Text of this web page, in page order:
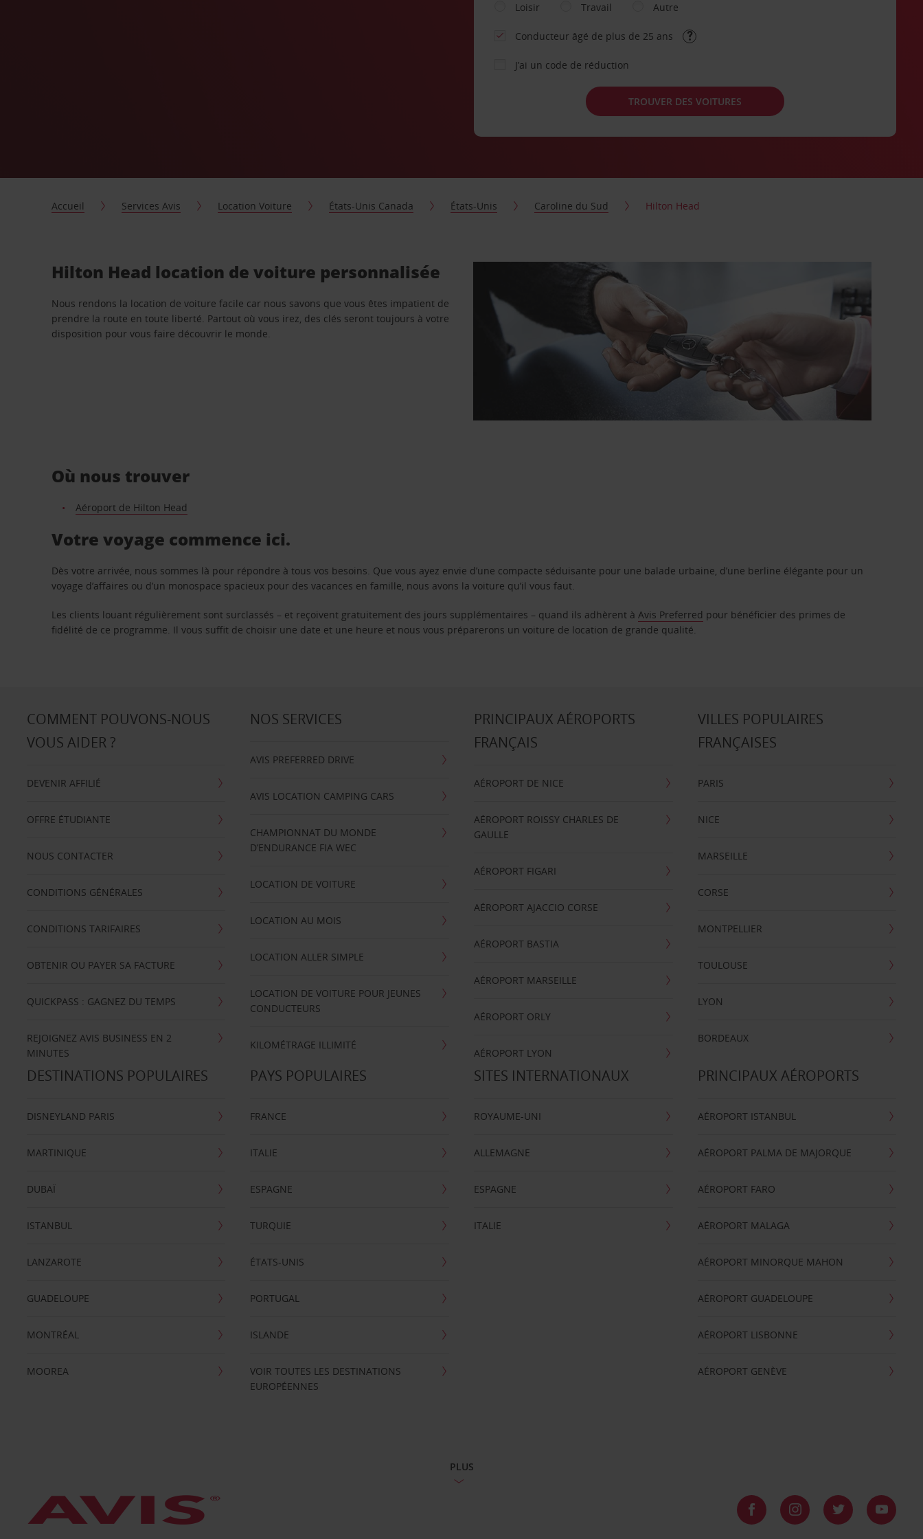
Loisir
Travail Autre
Conducteur âgé de plus de 25 ans
J’ai un code de réduction
TROUVER DES VOITURES
Accueil Services Avis Location Voiture États-Unis Canada États-Unis Caroline du Sud Hilton Head
Hilton Head location de voiture personnalisée
Nous rendons la location de voiture facile car nous savons que vous êtes impatient de
prendre la route en toute liberté. Partout où vous irez, des clés seront toujours à votre
disposition pour vous faire découvrir le monde.
Où nous trouver
Aéroport de Hilton Head
Votre voyage commence ici.
Dès votre arrivée, nous sommes là pour répondre à tous vos besoins. Que vous ayez envie d’une compacte séduisante pour une balade urbaine, d’une berline élégante pour un
voyage d’affaires ou d’un monospace spacieux pour des vacances en famille, nous avons la voiture qu’il vous faut.
Les clients louant régulièrement sont surclassés – et reçoivent gratuitement des jours supplémentaires – quand ils adhèrent àAvis Preferred pour bénéficier des primes de
fidélité de ce programme. Il vous suffit de choisir une date et une heure et nous vous préparerons un voiture de location de grande qualité.
COMMENT POUVONS-NOUS
VOUS AIDER ?
DEVENIR AFFILIÉ
OFFRE ÉTUDIANTE
NOUS CONTACTER
CONDITIONS GÉNÉRALES
CONDITIONS TARIFAIRES
OBTENIR OU PAYER SA FACTURE
QUICKPASS : GAGNEZ DU TEMPS
REJOIGNEZ AVIS BUSINESS EN 2
MINUTES
NOS SERVICES
AVIS PREFERRED DRIVE
AVIS LOCATION CAMPING CARS
CHAMPIONNAT DU MONDE
D’ENDURANCE FIA WEC
LOCATION DE VOITURE
LOCATION AU MOIS
LOCATION ALLER SIMPLE
LOCATION DE VOITURE POUR JEUNES
CONDUCTEURS
KILOMÉTRAGE ILLIMITÉ
PRINCIPAUX AÉROPORTS
FRANÇAIS
AÉROPORT DE NICE
AÉROPORT ROISSY CHARLES DE
GAULLE
AÉROPORT FIGARI
AÉROPORT AJACCIO CORSE
AÉROPORT BASTIA
AÉROPORT MARSEILLE
AÉROPORT ORLY
AÉROPORT LYON
VILLES POPULAIRES
FRANÇAISES
PARIS
NICE
MARSEILLE
CORSE
MONTPELLIER
TOULOUSE
LYON
BORDEAUX
DESTINATIONS POPULAIRES
DISNEYLAND PARIS
MARTINIQUE
DUBAÏ
ISTANBUL
LANZAROTE
GUADELOUPE
MONTRÉAL
MOOREA
PAYS POPULAIRES
FRANCE
ITALIE
ESPAGNE
TURQUIE
ÉTATS-UNIS
PORTUGAL
ISLANDE
VOIR TOUTES LES DESTINATIONS
EUROPÉENNES
SITES INTERNATIONAUX
ROYAUME-UNI
ALLEMAGNE
ESPAGNE
ITALIE
PRINCIPAUX AÉROPORTS
AÉROPORT ISTANBUL
AÉROPORT PALMA DE MAJORQUE
AÉROPORT FARO
AÉROPORT MALAGA
AÉROPORT MINORQUE MAHON
AÉROPORT GUADELOUPE
AÉROPORT LISBONNE
AÉROPORT GENÈVE
PLUS